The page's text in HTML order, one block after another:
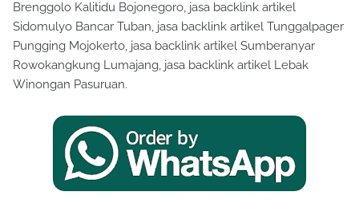
Brenggolo Kalitidu Bojonegoro, jasa backlink artikel
Sidomulyo Bancar Tuban, jasa backlink artikel Tunggalpager
Pungging Mojokerto, jasa backlink artikel Sumberanyar
Rowokangkung Lumajang, jasa backlink artikel Lebak
Winongan Pasuruan.